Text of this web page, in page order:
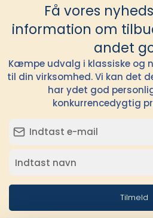
Få vores
information om
andet
Kæmpe udvalg i klassiske og
til din virksomhed. Vi kan det
har ydet god
konkurrencedygtig
Tilmeld